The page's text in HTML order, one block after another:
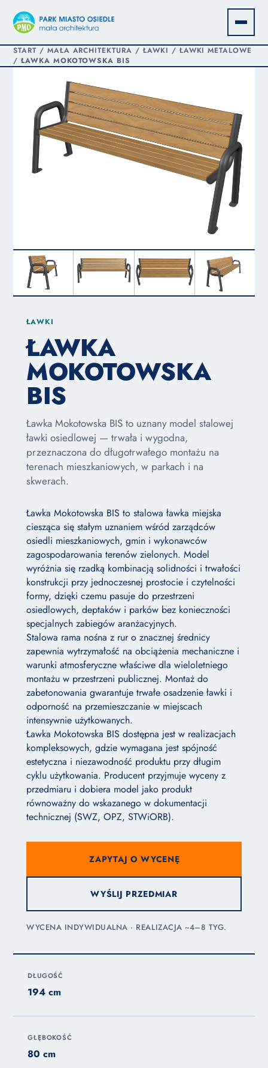
START/ MAŁA ARCHITEKTURA / ŁAWKI / ŁAWKI METALOWE
/ŁAWKA MOKOTOWSKA BIS
ŁAWKI
ŁAWKA
MOKOTOWSKA
BIS
Ławka Mokotowska BIS to uznany model stalowej
ławki osiedlowej — trwała i wygodna,
przeznaczona do długotrwałego montażu na
terenach mieszkaniowych, w parkach i na
skwerach.
Ławka Mokotowska BIS to stalowa ławka miejska
ciesząca się stałym uznaniem wśród zarządców
osiedli mieszkaniowych, gmin i wykonawców
zagospodarowania terenów zielonych. Model
wyróżnia się rzadką kombinacją solidności i trwałości
konstrukcji przy jednoczesnej prostocie i czytelności
formy, dzięki czemu pasuje do przestrzeni
osiedlowych, deptaków i parków bez konieczności
specjalnych zabiegów aranżacyjnych.
Stalowa rama nośna z rur o znacznej średnicy
zapewnia wytrzymałość na obciążenia mechaniczne i
warunki atmosferyczne właściwe dla wieloletniego
montażu w przestrzeni publicznej. Montaż do
zabetonowania gwarantuje trwałe osadzenie ławki i
odporność na przemieszczanie w miejscach
intensywnie użytkowanych.
Ławka Mokotowska BIS dostępna jest w realizacjach
kompleksowych, gdzie wymagana jest spójność
estetyczna i niezawodność produktu przy długim
cyklu użytkowania. Producent przyjmuje wyceny z
przedmiaru i dobiera model jako produkt
równoważny do wskazanego w dokumentacji
technicznej (SWZ, OPZ, STWiORB).
ZAPYTAJ O WYCENĘ
WYŚLIJ PRZEDMIAR
WYCENA INDYWIDUALNA · REALIZACJA ~4–8 TYG.
DŁUGOŚĆ
194 cm
GŁĘBOKOŚĆ
80 cm